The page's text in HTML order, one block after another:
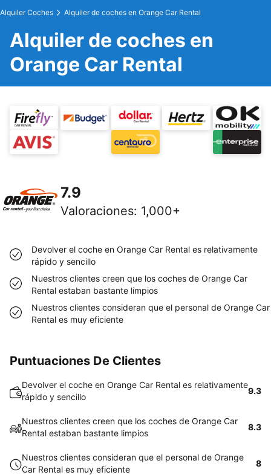
Alquiler Coches Alquiler de coches en Orange Car Rental
Alquiler de coches en
Orange Car Rental
7.9
Valoraciones: 1,000+
Devolver el coche en Orange Car Rental es relativamente
rápido y sencillo
Nuestros clientes creen que los coches de Orange Car
Rental estaban bastante limpios
Nuestros clientes consideran que el personal de Orange Car
Rental es muy eficiente
Puntuaciones De Clientes
Devolver el coche en Orange Car Rental es relativamente
rápido y sencillo
9.3
Nuestros clientes creen que los coches de Orange Car
Rental estaban bastante limpios
8.3
Nuestros clientes consideran que el personal de Orange
Car Rental es muy eficiente
8